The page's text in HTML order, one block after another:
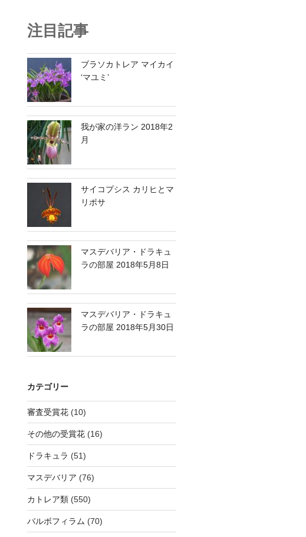
注目記事
ブラソカトレア マイカイ
‘マユミ’
我が家の洋ラン 2018年2
月
サイコプシス カリヒとマ
リポサ
マスデバリア・ドラキュ
ラの部屋 2018年5月8日
マスデバリア・ドラキュ
ラの部屋 2018年5月30日
カテゴリー
審査受賞花(10)
その他の受賞花(16)
ドラキュラ (51)
マスデバリア (76)
カトレア類(550)
バルボフィラム (70)